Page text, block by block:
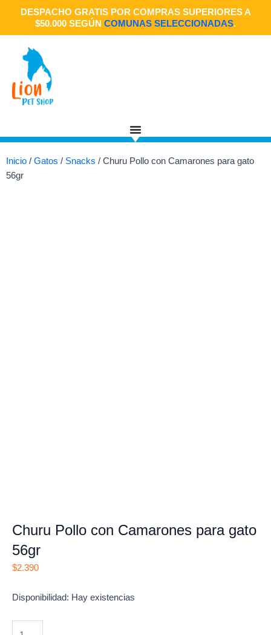
contenido
DESPACHO GRATIS POR COMPRAS SUPERIORES A
$50.000 SEGÚN COMUNAS SELECCIONADAS.
Inicio / Gatos / Snacks / Churu Pollo con Camarones para gato
56gr
Churu Pollo con Camarones para gato
56gr
$2.390
Disponibilidad: Hay existencias
Churu